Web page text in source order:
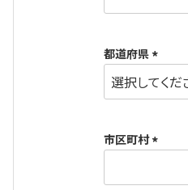
必
)
都道府県
(
必
)
市区町村
必